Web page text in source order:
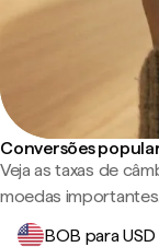
Conversões
Veja as taxas de
moedas importantes.
BOB para USD